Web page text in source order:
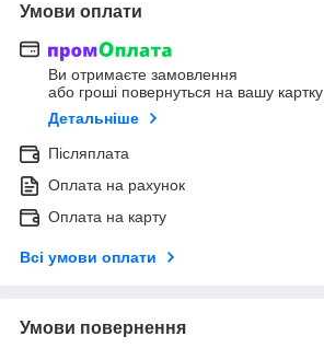
Умови оплати
Ви отримаєте замовлення
або гроші повернуться на вашу картку
Детальніше
Післяплата
Оплата на рахунок
Оплата на карту
Всі умови оплати
Умови повернення